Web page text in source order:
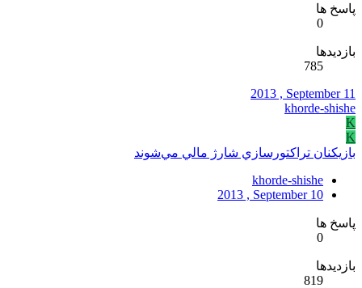
پاسخ ها
0
بازدیدها
785
2013 , September 11
khorde-shishe
K
K
بازيکنان تراکتورسازي شارژ مالي مي‌‌شوند
khorde-shishe
2013 , September 10
پاسخ ها
0
بازدیدها
819